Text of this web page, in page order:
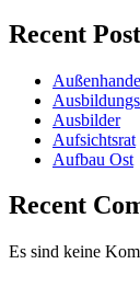
Recent
Ausbilder
Aufsichtsrat
Aufbau Ost
Recent
Es sind keine